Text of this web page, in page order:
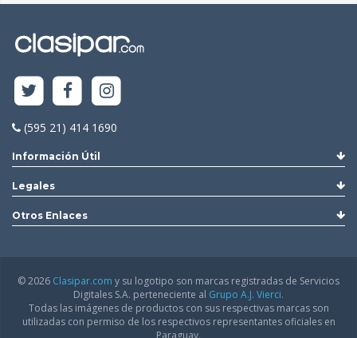
(595 21) 414 1690
Información Útil
Legales
Otros Enlaces
© 2026 Clasipar.com y su logotipo son marcas registradas de Servicios
Digitales S.A. perteneciente al Grupo A.J. Vierci.
Todas las imágenes de productos con sus respectivas marcas son
utilizadas con permiso de los respectivos representantes oficiales en